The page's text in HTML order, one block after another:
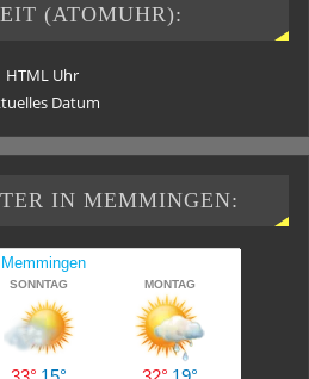
(ATOMUHR):
HTML Uhr
Datum
IN MEMMINGEN: